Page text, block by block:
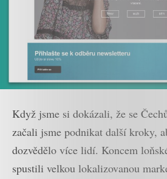
Když jsme si dokázali, že se
začali jsme podnikat další kroky,
dozvědělo více lidí. Koncem
spustili velkou lokalizovanou